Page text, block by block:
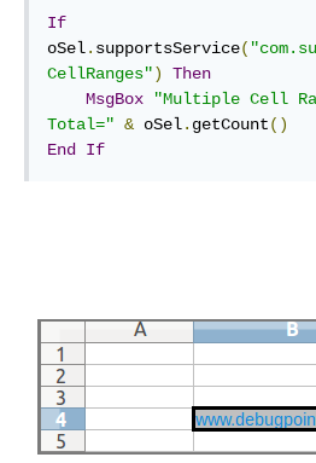
If
oSel. supportsService(
CellRanges")
Then
MsgBox
"Multiple Cell
Total=" & oSel. getCount()
End
If